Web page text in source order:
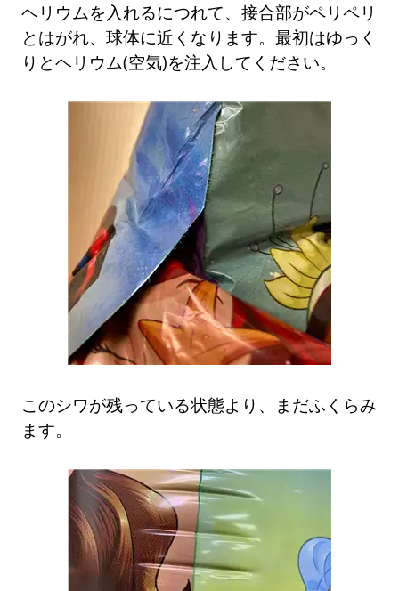
ヘリウムを入れるにつれて、接合部がペリペリ
とはがれ、球体に近くなります。最初はゆっく
りとヘリウム(空気)を注入してください。
このシワが残っている状態より、まだふくらみ
ます。